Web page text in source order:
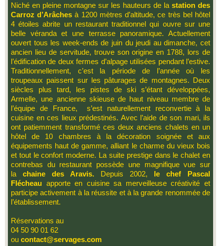
Niché en pleine montagne sur les hauteurs de la station des
Carroz d’Arâchesà 1200 mètres d’altitude, ce très bel hôtel
4 étoiles abrite un restaurant traditionnel qui ouvre sur une
belle véranda et une terrasse panoramique. Actuellement
ouvert tous les week-ends de juin du jeudi au dimanche, cet
ancien lieu de servitude, trouve son origine en 1788, lors de
l’édification de deux fermes d’alpage utilisées pendant l’estive.
Traditionnellement, c’est la période de l’année où les
troupeaux paissent sur les pâturages de montagnes. Deux
siècles plus tard, les pistes de ski s’étant développées,
Armelle, une ancienne skieuse de haut niveau membre de
l’équipe de France, s’est naturellement reconvertie à la
cuisine en ces lieux prédestinés. Avec l’aide de son mari, ils
ont patiemment transformé ces deux anciens chalets en un
hôtel de 10 chambres à la décoration soignée et aux
équipements haut de gamme, alliant le charme du vieux bois
et tout le confort moderne. La suite prestige dans le chalet en
contrebas du restaurant possède une magnifique vue sur
la chaine des Aravis. Depuis 2002, le chef Pascal
Flécheau apporte en cuisine sa merveilleuse créativité et
participe activement à la réussite et à la grande renommée de
l’établissement.
Réservations au
04 50 90 01 62
ou contact@servages.com